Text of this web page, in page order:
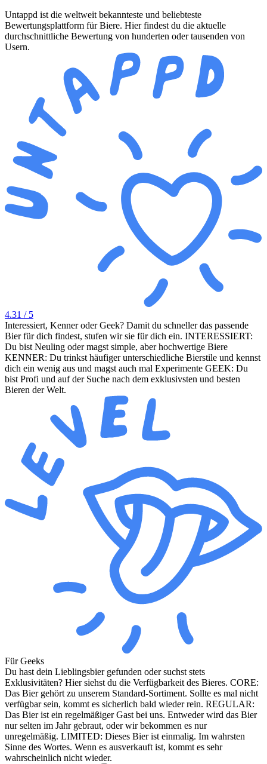
Untappd ist die weltweit bekannteste und beliebteste
Bewertungsplattform für Biere. Hier findest du die aktuelle
durchschnittliche Bewertung von hunderten oder tausenden von
Usern.
4.31 / 5
Interessiert, Kenner oder Geek? Damit du schneller das passende
Bier für dich findest, stufen wir sie für dich ein. INTERESSIERT:
Du bist Neuling oder magst simple, aber hochwertige Biere
KENNER: Du trinkst häufiger unterschiedliche Bierstile und kennst
dich ein wenig aus und magst auch mal Experimente GEEK: Du
bist Profi und auf der Suche nach dem exklusivsten und besten
Bieren der Welt.
Für Geeks
Du hast dein Lieblingsbier gefunden oder suchst stets
Exklusivitäten? Hier siehst du die Verfügbarkeit des Bieres. CORE:
Das Bier gehört zu unserem Standard-Sortiment. Sollte es mal nicht
verfügbar sein, kommt es sicherlich bald wieder rein. REGULAR:
Das Bier ist ein regelmäßiger Gast bei uns. Entweder wird das Bier
nur selten im Jahr gebraut, oder wir bekommen es nur
unregelmäßig. LIMITED: Dieses Bier ist einmalig. Im wahrsten
Sinne des Wortes. Wenn es ausverkauft ist, kommt es sehr
wahrscheinlich nicht wieder.